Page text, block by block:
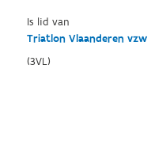
Is lid van
Triatlon Vlaanderen vzw
(3VL)